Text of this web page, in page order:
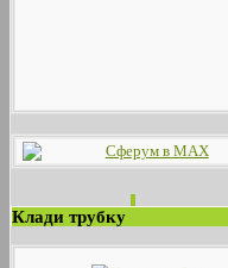
Клади трубку